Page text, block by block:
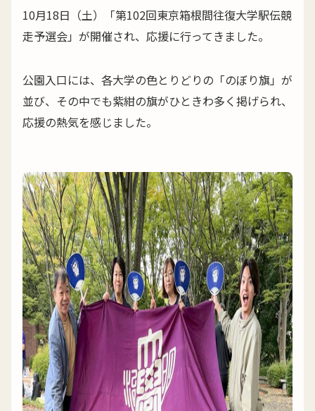
10月18日（土）「第102回東京箱根間往復大学駅伝競
走予選会」が開催され、応援に行ってきました。
公園入口には、各大学の色とりどりの「のぼり旗」が
並び、その中でも紫紺の旗がひときわ多く掲げられ、
応援の熱気を感じました。